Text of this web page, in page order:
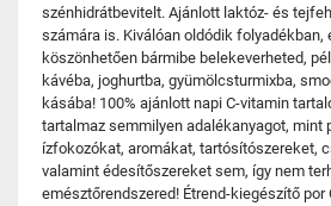
szénhidrátbevitelt. Ajánlott laktóz- és
számára is. Kiválóan oldódik
köszönhetően bármibe belekeverheted,
kávéba, joghurtba, gyümölcsturmixba,
kásába! 100% ajánlott napi C-vitamin
tartalmaz semmilyen adalékanyagot, mint
ízfokozókat, aromákat, tartósítószereket,
valamint édesítőszereket sem, így nem
emésztőrendszered! Étrend-kiegészítő por